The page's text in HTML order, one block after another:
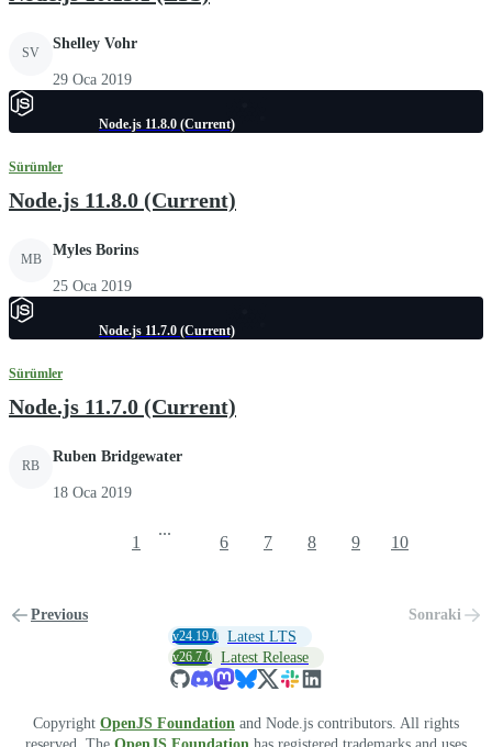
SV
Shelley Vohr
29 Oca 2019
Node.js 11.8.0 (Current)
Sürümler
Node.js 11.8.0 (Current)
MB
Myles Borins
25 Oca 2019
Node.js 11.7.0 (Current)
Sürümler
Node.js 11.7.0 (Current)
RB
Ruben Bridgewater
18 Oca 2019
Previous
1
...
6 7 8 9 10
Sonraki
v24.19.0 Latest LTS
v26.7.0 Latest Release
Copyright OpenJS Foundation and Node.js contributors. All rights